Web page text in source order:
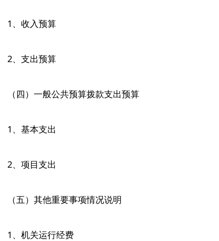
1、收入预算
2、支出预算
（四）一般公共预算拨款支出预算
1、基本支出
2、项目支出
（五）其他重要事项情况说明
1、机关运行经费